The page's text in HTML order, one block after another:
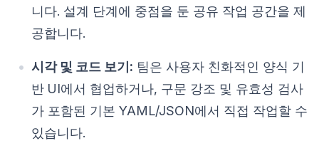
니다. 설계 단계에 중점을 둔 공유 작업 공간을 제
공합니다.
시각 및 코드 보기: 팀은 사용자 친화적인 양식 기
반 UI에서 협업하거나, 구문 강조 및 유효성 검사
가 포함된 기본 YAML/JSON에서 직접 작업할 수
있습니다.